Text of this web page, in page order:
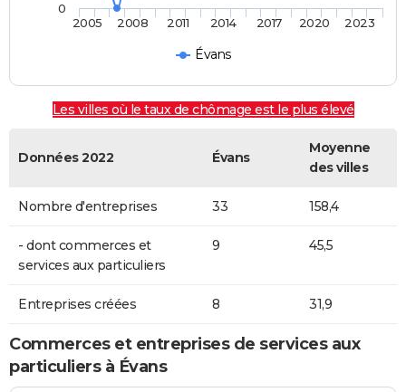
Évans
2005 2008 2011 2014 2017 2020 2023
0
Les villes où le taux de chômage est le plus élevé
Données 2022 Évans
Moyenne
des villes
Nombre d'entreprises 33 158,4
- dont commerces et
services aux particuliers
9 45,5
Entreprises créées 8 31,9
Commerces et entreprises de services aux
particuliers à Évans